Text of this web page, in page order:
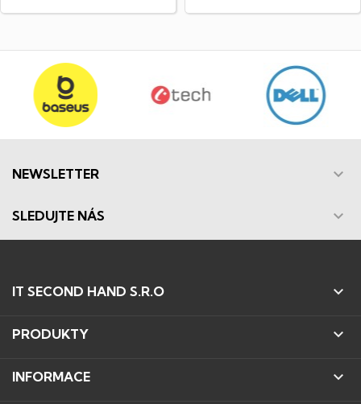
NEWSLETTER 
SLEDUJTE NÁS 
IT SECOND HAND S.R.O 
PRODUKTY 
INFORMACE 